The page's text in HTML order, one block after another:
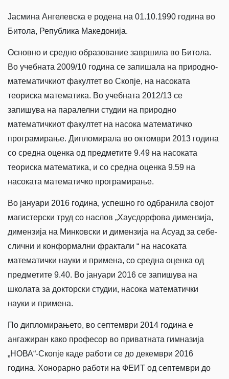
Јасмина Ангелевска е родена на 01.10.1990 година во
Битола, Република Македонија.
Основно и средно образование завршила во Битола.
Во учебната 2009/10 година се запишала на природно-
математичкиот факултет во Скопје, на насоката
теориска математика. Во учебната 2012/13 се
запишува на паралелни студии на природно
математичкиот факултет на насока математичко
програмирање. Дипломирала во октомври 2013 година
со средна оценка од предметите 9.49 на насоката
теориска математика, и со средна оценка 9.59 на
насоката математичко програмирање.
Во јануари 2016 година, успешно го одбранила својот
магистерски труд со наслов „Хаусдорфова димензија,
димензија на Минковски и димензија на Асуад за себе-
слични и конформални фрактали “ на насоката
математички науки и примена, со средна оценка од
предметите 9.40. Во јануари 2016 се запишува на
школата за докторски студии, насока математички
науки и примена.
По дипломирањето, во септември 2014 година е
ангажиран како професор во приватната гимназија
„НОВА“-Скопје каде работи се до декември 2016
година. Хонорарно работи на ФЕИТ од септември до